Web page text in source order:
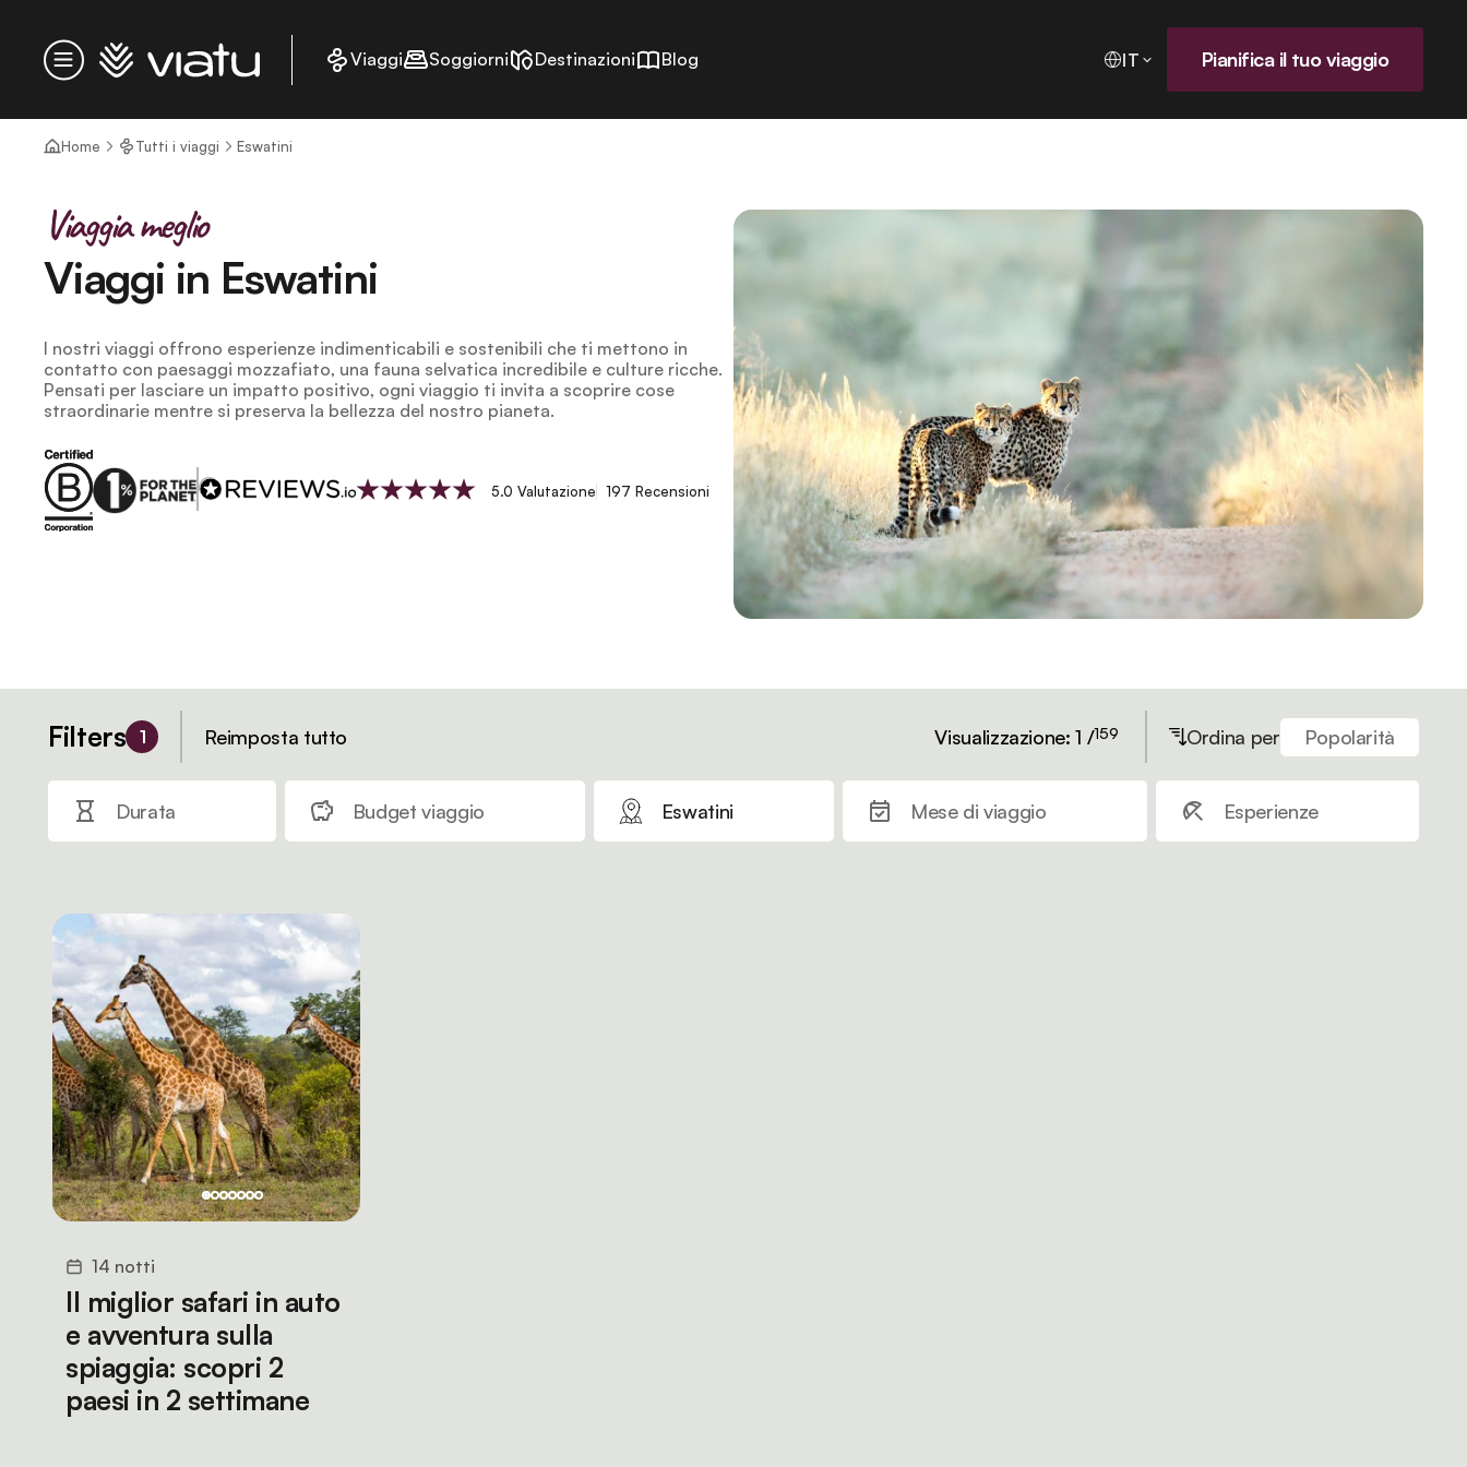
Menu
Homepage Viaggi Soggiorni Destinazioni Blog IT Pianifica il tuo viaggio
Home Tutti i viaggi Eswatini
Viaggi in Eswatini
Viaggia meglio
I nostri viaggi offrono esperienze indimenticabili e sostenibili che ti mettono in
contatto con paesaggi mozzafiato, una fauna selvatica incredibile e culture ricche.
Pensati per lasciare un impatto positivo, ogni viaggio ti invita a scoprire cose
straordinarie mentre si preserva la bellezza del nostro pianeta.
5.0 Valutazione 197 Recensioni
Filters 1 Reimposta tutto Visualizzazione: 1 /159 Ordina per Popolarità
Durata Budget viaggio Eswatini Mese di viaggio Esperienze
14 notti
Il miglior safari in auto
e avventura sulla
spiaggia: scopri 2
paesi in 2 settimane